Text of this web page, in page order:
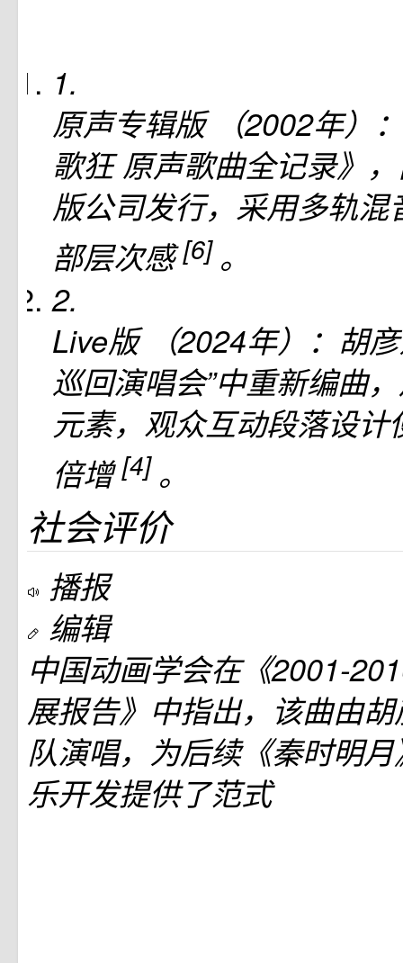
1.
原声专辑版
（2002年）
歌狂 原声歌曲全记录》
版公司发行，采用多轨混
部层次感[6] 。
2.
Live版
（2024年）：胡
巡回演唱会”中重新编曲
元素，观众互动段落设计
倍增[4] 。
社会评价
播报
编辑
中国动画学会在《2001-
展报告》中指出，该曲由
队演唱，为后续《秦时明
乐开发提供了范式